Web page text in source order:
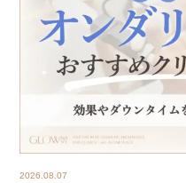
2026.08.07